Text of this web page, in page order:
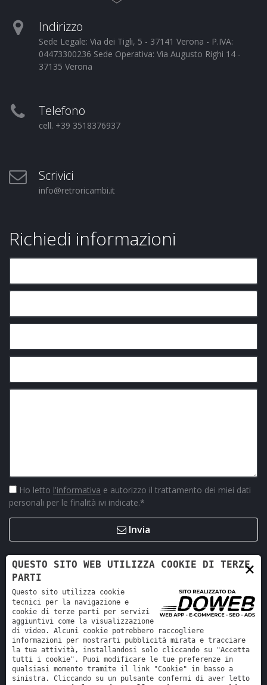
Indirizzo
Sede Legale: Via dei Tigli, 5 - 37141 Verona - P.IVA:
04473300236 Sede Operativa: Via Augusto Righi 14 -
37135 Verona
Telefono
cell. +39 3518376937
Scrivici
info@retroricambi.it
Richiedi informazioni
Ho letto l'informativa e autorizzo il trattamento dei miei dati
personali per le finalità ivi indicate.*
Invia
Retro Ricambi srl - REA VR-423294 - Cap. sociale interamente
versato 12.000 €
×
QUESTO SITO WEB UTILIZZA COOKIE DI TERZE
PARTI
Questo sito utilizza cookie
tecnici per la navigazione e
cookie di terze parti per servizi
aggiuntivi come la visualizzazione
di video. Alcuni cookie potrebbero raccogliere
informazioni per mostrarti pubblicità mirata e tracciare
la tua attività, installandosi solo cliccando su "Accetta
tutti i cookie". Puoi modificare le tue preferenze in
qualsiasi momento tramite il link "Cookie" in basso a
sinistra. Cliccando su un pulsante confermi di aver letto